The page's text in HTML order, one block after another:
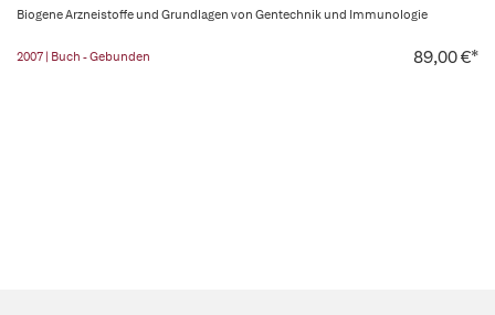
Biogene Arzneistoffe und Grundlagen von Gentechnik und Immunologie
2007 | Buch - Gebunden 89,00 €*